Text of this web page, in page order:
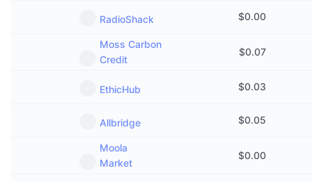
Airdrop събития
RadioShack $0.00
Moss Carbon
Credit
$0.07
EthicHub $0.03
Allbridge $0.05
Moola
Market
$0.00